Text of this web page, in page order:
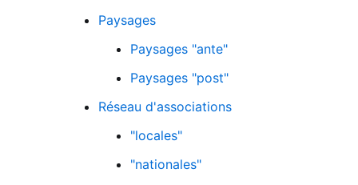
Paysages
Paysages "ante"
Paysages "post"
Réseau d'associations
"locales"
"nationales"